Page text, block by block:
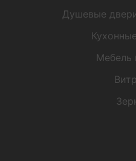
Душевые
Мебель